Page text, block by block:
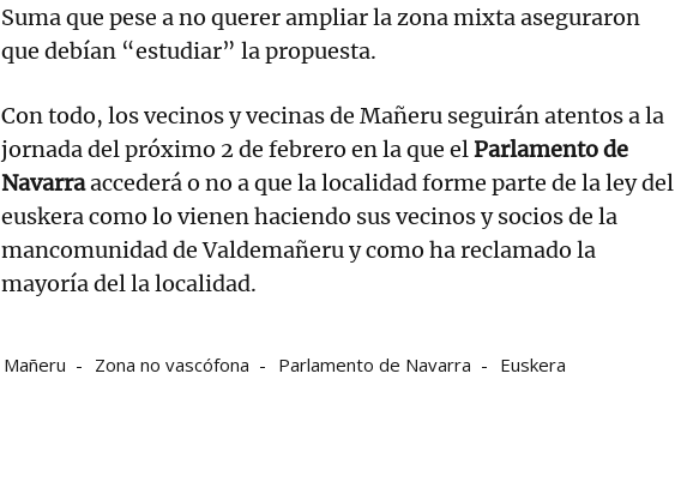
Suma que pese a no querer ampliar la zona mixta aseguraron
que debían “estudiar” la propuesta.
Con todo, los vecinos y vecinas de Mañeru seguirán atentos a la
jornada del próximo 2 de febrero en la que elParlamento de
Navarraaccederá o no a que la localidad forme parte de la ley del
euskera como lo vienen haciendo sus vecinos y socios de la
mancomunidad de Valdemañeru y como ha reclamado la
mayoría del la localidad.
Mañeru Zona no vascófona Parlamento de Navarra Euskera